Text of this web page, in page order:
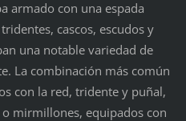
armado con una espada
tridentes, cascos, escudos y
una notable variedad de
La combinación más común
con la red, tridente y puñal,
mirmillones, equipados con